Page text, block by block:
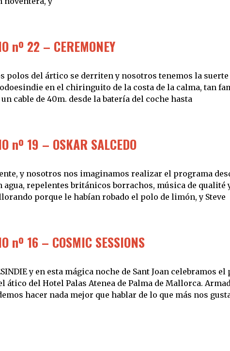
nº 22 – CEREMONEY
polos del ártico se derriten y nosotros tenemos la
en el chiringuito de la costa de la calma, tan
cable de 40m. desde la batería del coche hasta
nº 19 – OSKAR SALCEDO
y nosotros nos imaginamos realizar el programa
agua, repelentes británicos borrachos, música de qualité
porque le habían robado el polo de limón, y Steve
nº 16 – COSMIC SESSIONS
y en esta mágica noche de Sant Joan celebramos
ático del Hotel Palas Atenea de Palma de Mallorca.
hacer nada mejor que hablar de lo que más nos